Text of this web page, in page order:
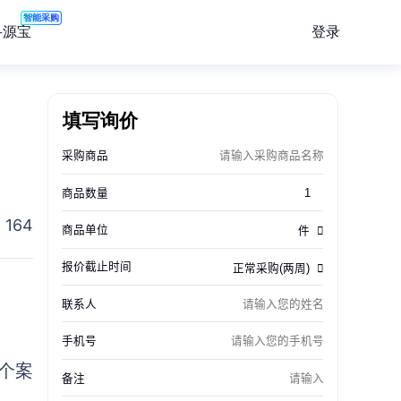
宝
智能采购
登录
164
案
填写询价